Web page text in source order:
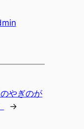
のやぎのが
→